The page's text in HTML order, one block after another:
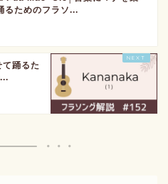
るためのフラソ...
踊るた